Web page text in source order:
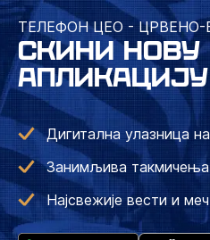
ТЕЛЕФОН ЦЕО - ЦРВЕНО-
СКИНИ НОВУ
АПЛИКАЦИЈУ
Дигитална улазница
Занимљива такмичења
Најсвежије вести и